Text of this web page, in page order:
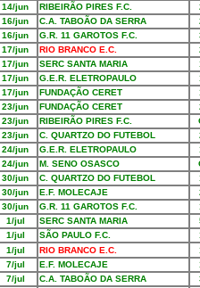
14/jun
RIBEIRÃO PIRES F.C.
16/jun
C.A. TABOÃO DA SERRA
16/jun
G.R. 11 GAROTOS F.C.
17/jun
RIO BRANCO E.C.
17/jun
SERC SANTA MARIA
17/jun
G.E.R. ELETROPAULO
17/jun
FUNDAÇÃO CERET
23/jun
FUNDAÇÃO CERET
23/jun
RIBEIRÃO PIRES F.C.
23/jun
C. QUARTZO DO FUTEBOL
24/jun
G.E.R. ELETROPAULO
24/jun
M. SENO OSASCO
30/jun
C. QUARTZO DO FUTEBOL
30/jun
E.F. MOLECAJE
30/jun
G.R. 11 GAROTOS F.C.
1/jul
SERC SANTA MARIA
1/jul
SÃO PAULO F.C.
1/jul
RIO BRANCO E.C.
7/jul
E.F. MOLECAJE
7/jul
C.A. TABOÃO DA SERRA